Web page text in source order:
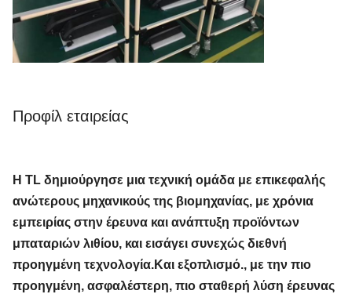
Προφίλ εταιρείας
Η TL δημιούργησε μια τεχνική ομάδα με επικεφαλής
ανώτερους μηχανικούς της βιομηχανίας, με χρόνια
εμπειρίας στην έρευνα και ανάπτυξη προϊόντων
μπαταριών λιθίου, και εισάγει συνεχώς διεθνή
προηγμένη τεχνολογία.Και εξοπλισμό., με την πιο
προηγμένη, ασφαλέστερη, πιο σταθερή λύση έρευνας